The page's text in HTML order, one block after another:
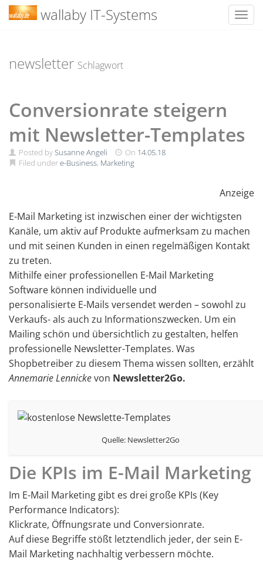
wallaby IT-Systems
newsletter Schlagwort
Conversionrate steigern
mit Newsletter-Templates
Posted bySusanne Angeli On 14.05.18
Filed undere-Business, Marketing
Anzeige
E-Mail Marketing ist inzwischen einer der wichtigsten
Kanäle, um aktiv auf Produkte aufmerksam zu machen
und mit seinen Kunden in einen regelmäßigen Kontakt
zu treten.
Mithilfe einer professionellen E-Mail Marketing
Software können individuelle und
personalisierte E-Mails versendet werden – sowohl zu
Verkaufs- als auch zu Informationszwecken. Um ein
Mailing schön und übersichtlich zu gestalten, helfen
professionelle Newsletter-Templates. Was
Shopbetreiber zu diesem Thema wissen sollten, erzählt
Annemarie Lennickevon Newsletter2Go.
Quelle: Newsletter2Go
Die KPIs im E-Mail Marketing
Im E-Mail Marketing gibt es drei große KPIs (Key
Performance Indicators):
Klickrate, Öffnungsrate und Conversionrate.
Auf diese Begriffe stößt letztendlich jeder, der sein E-
Mail Marketing nachhaltig verbessern möchte.